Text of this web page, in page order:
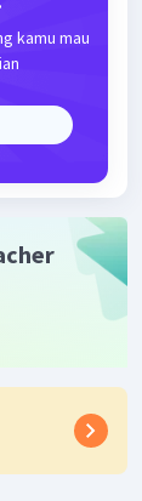
kamu mau